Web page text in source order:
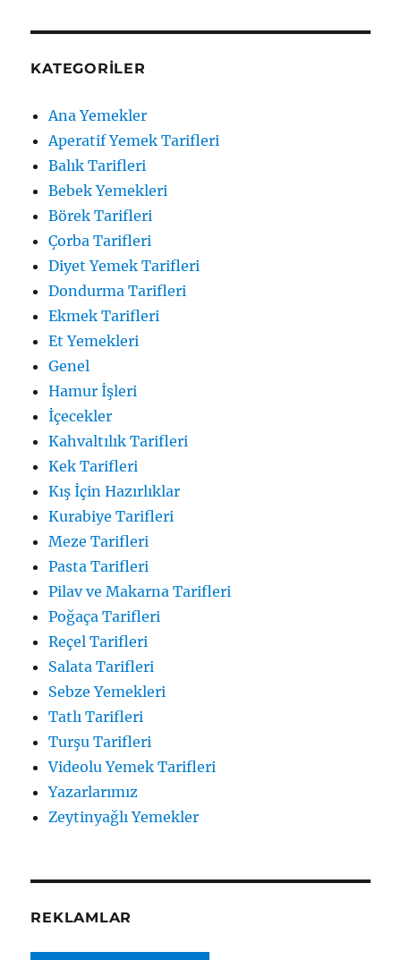
KATEGORILER
Ana Yemekler
Aperatif Yemek Tarifleri
Balık Tarifleri
Bebek Yemekleri
Börek Tarifleri
Çorba Tarifleri
Diyet Yemek Tarifleri
Dondurma Tarifleri
Ekmek Tarifleri
Et Yemekleri
Genel
Hamur İşleri
İçecekler
Kahvaltılık Tarifleri
Kek Tarifleri
Kış İçin Hazırlıklar
Kurabiye Tarifleri
Meze Tarifleri
Pasta Tarifleri
Pilav ve Makarna Tarifleri
Poğaça Tarifleri
Reçel Tarifleri
Salata Tarifleri
Sebze Yemekleri
Tatlı Tarifleri
Turşu Tarifleri
Videolu Yemek Tarifleri
Yazarlarımız
Zeytinyağlı Yemekler
REKLAMLAR